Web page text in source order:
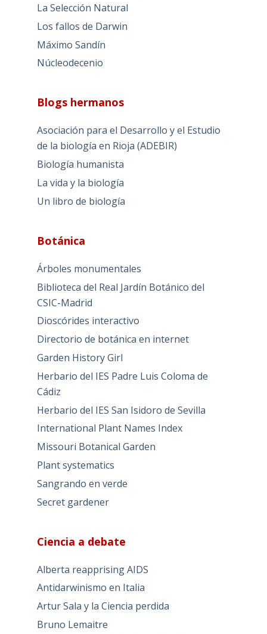
La Selección Natural
Los fallos de Darwin
Máximo Sandín
Núcleodecenio
Blogs hermanos
Asociación para el Desarrollo y el Estudio
de la biología en Rioja (ADEBIR)
Biología humanista
La vida y la biología
Un libro de biología
Botánica
Árboles monumentales
Biblioteca del Real Jardín Botánico del
CSIC-Madrid
Dioscórides interactivo
Directorio de botánica en internet
Garden History Girl
Herbario del IES Padre Luis Coloma de
Cádiz
Herbario del IES San Isidoro de Sevilla
International Plant Names Index
Missouri Botanical Garden
Plant systematics
Sangrando en verde
Secret gardener
Ciencia a debate
Alberta reapprising AIDS
Antidarwinismo en Italia
Artur Sala y la Ciencia perdida
Bruno Lemaitre